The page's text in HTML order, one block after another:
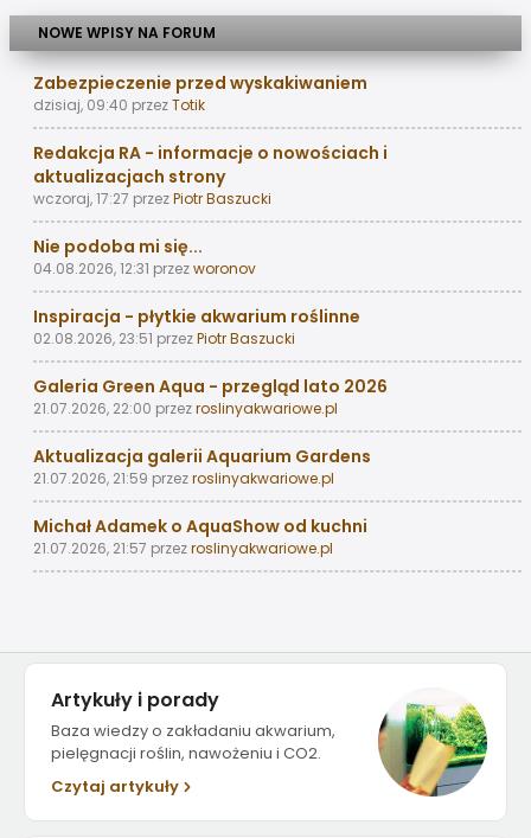
NOWE WPISY NA FORUM
Zabezpieczenie przed wyskakiwaniem
dzisiaj, 09:40 przezTotik
Redakcja RA - informacje o nowościach i
aktualizacjach strony
wczoraj, 17:27 przezPiotr Baszucki
Nie podoba mi się...
04.08.2026, 12:31 przezworonov
Inspiracja - płytkie akwarium roślinne
02.08.2026, 23:51 przezPiotr Baszucki
Galeria Green Aqua - przegląd lato 2026
21.07.2026, 22:00 przezroslinyakwariowe.pl
Aktualizacja galerii Aquarium Gardens
21.07.2026, 21:59 przezroslinyakwariowe.pl
Michał Adamek o AquaShow od kuchni
21.07.2026, 21:57 przezroslinyakwariowe.pl
Artykuły i porady
Baza wiedzy o zakładaniu akwarium,
pielęgnacji roślin, nawożeniu i CO2.
Czytaj artykuły